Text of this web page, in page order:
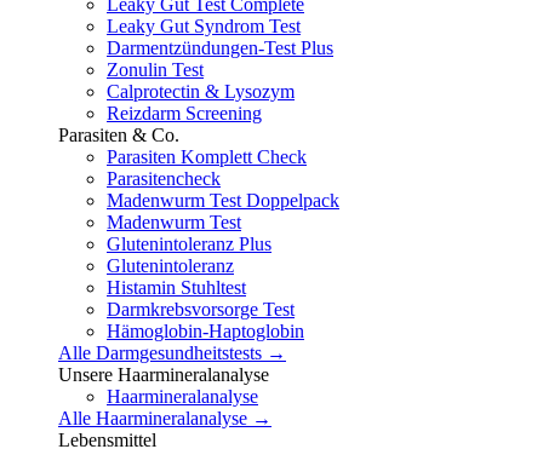
Leaky Gut Syndrom Test
Darmentzündungen-Test Plus
Zonulin Test
Calprotectin & Lysozym
Reizdarm Screening
Parasiten & Co.
Parasiten Komplett Check
Parasitencheck
Madenwurm Test Doppelpack
Madenwurm Test
Glutenintoleranz Plus
Glutenintoleranz
Histamin Stuhltest
Darmkrebsvorsorge Test
Hämoglobin-Haptoglobin
Alle Darmgesundheitstests →
Unsere Haarmineralanalyse
Haarmineralanalyse
Alle Haarmineralanalyse →
Lebensmittel